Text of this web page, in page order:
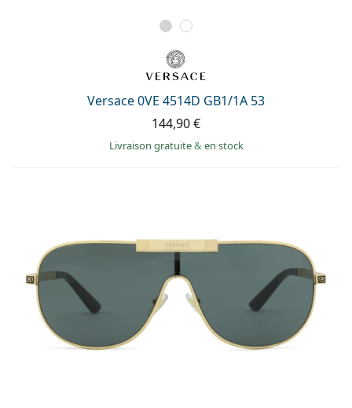
Versace 0VE 4514D GB1/1A 53
144,90 €
Livraison gratuite& en stock